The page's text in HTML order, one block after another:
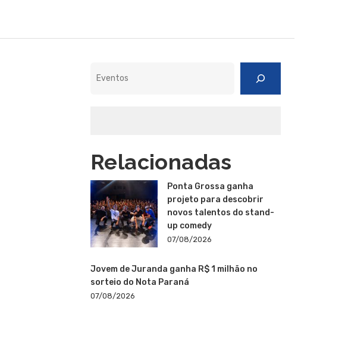
Relacionadas
Ponta Grossa ganha
projeto para descobrir
novos talentos do stand-
up comedy
07/08/2026
Jovem de Juranda ganha R$ 1 milhão no
sorteio do Nota Paraná
07/08/2026